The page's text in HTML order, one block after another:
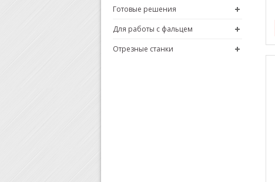
Готовые решения
Для работы с фальцем
Отрезные станки